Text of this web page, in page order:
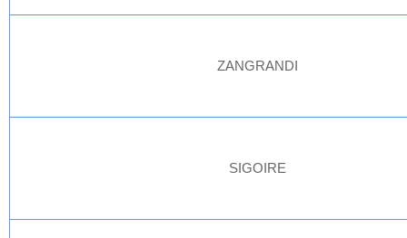
ZANGRANDI
SIGOIRE